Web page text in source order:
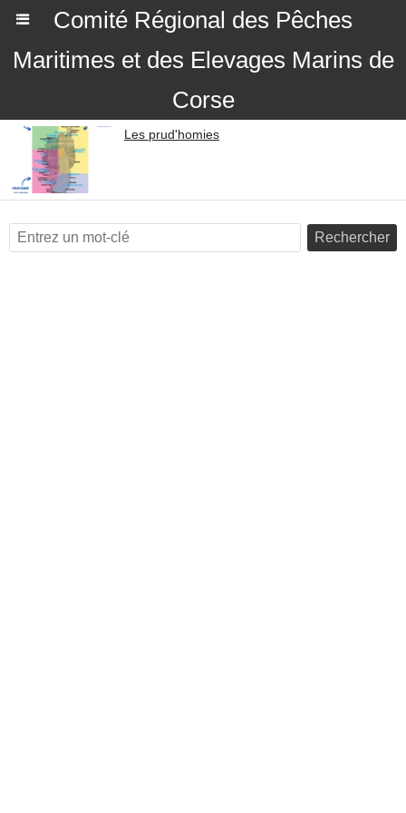
Comité Régional des Pêches
Maritimes et des Elevages Marins de
Corse
Les prud'homies
Rechercher